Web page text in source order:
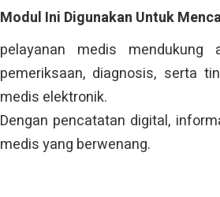
Modul Ini Digunakan Untuk
pelayanan medis
pemeriksaan, diagnosis, serta
medis elektronik.
Dengan pencatatan digital,
medis yang berwenang.